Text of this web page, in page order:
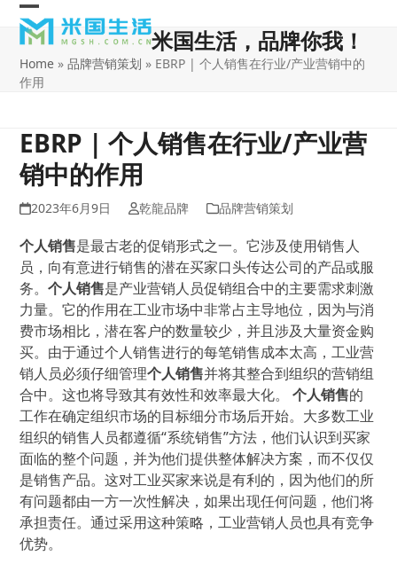
Skip
content
Open
mobile
menu
Close
mobile
menu
米国生活，品牌你我！
Home »品牌营销策划 » EBRP | 个人销售在行业/产业营销中的
作用
EBRP | 个人销售在行业/产业营
销中的作用
2023年6月9日 乾龍品牌 品牌营销策划
个人销售是最古老的促销形式之一。它涉及使用销售人
员，向有意进行销售的潜在买家口头传达公司的产品或服
务。个人销售是产业营销人员促销组合中的主要需求刺激
力量。它的作用在工业市场中非常占主导地位，因为与消
费市场相比，潜在客户的数量较少，并且涉及大量资金购
买。由于通过个人销售进行的每笔销售成本太高，工业营
销人员必须仔细管理个人销售并将其整合到组织的营销组
合中。这也将导致其有效性和效率最大化。
个人销售的
工作在确定组织市场的目标细分市场后开始。大多数工业
组织的销售人员都遵循“系统销售”方法，他们认识到买家
面临的整个问题，并为他们提供整体解决方案，而不仅仅
是销售产品。这对工业买家来说是有利的，因为他们的所
有问题都由一方一次性解决，如果出现任何问题，他们将
承担责任。通过采用这种策略，工业营销人员也具有竞争
优势。